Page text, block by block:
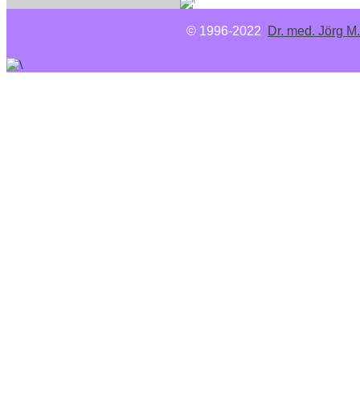
© 1996-2022 Dr. med. Jörg